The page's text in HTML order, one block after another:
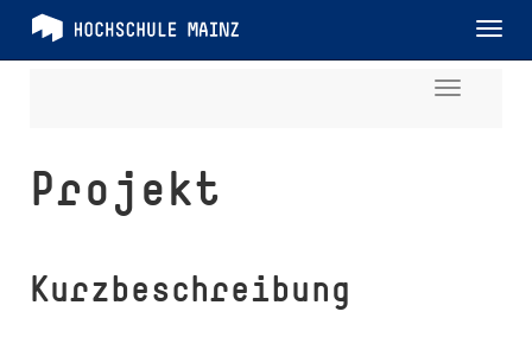
Toggle
Projekt
Kurzbeschreibung